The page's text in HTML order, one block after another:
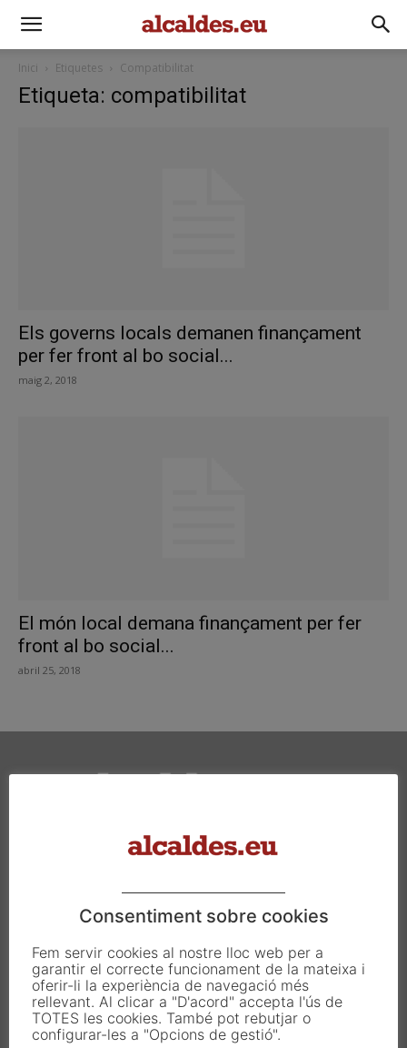
Inici Etiquetes Compatibilitat
Etiqueta: compatibilitat
Els governs locals demanen finançament
per fer front al bo social...
maig 2, 2018
El món local demana finançament per fer
front al bo social...
abril 25, 2018
Carrer Francesc Carbonell 46-48
08034 Barcelona
info@alcaldes.eu
Amb la col·laboració de:
Consentiment sobre cookies
Fem servir cookies al nostre lloc web per a
garantir el correcte funcionament de la mateixa i
oferir-li la experiència de navegació més
rellevant. Al clicar a "D'acord" accepta l'ús de
TOTES les cookies. També pot rebutjar o
configurar-les a "Opcions de gestió".